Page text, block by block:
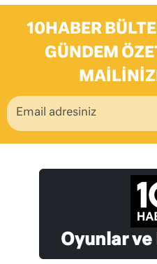
10HABER
GÜNDEM
Oyunlar